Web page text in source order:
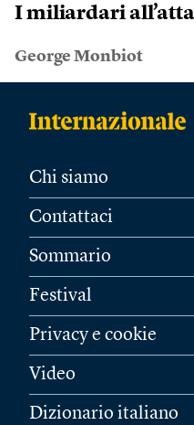
I miliardari
George Monbiot
Chi siamo
Contattaci
Sommario
Festival
Privacy e cookie
Video
Dizionario italiano